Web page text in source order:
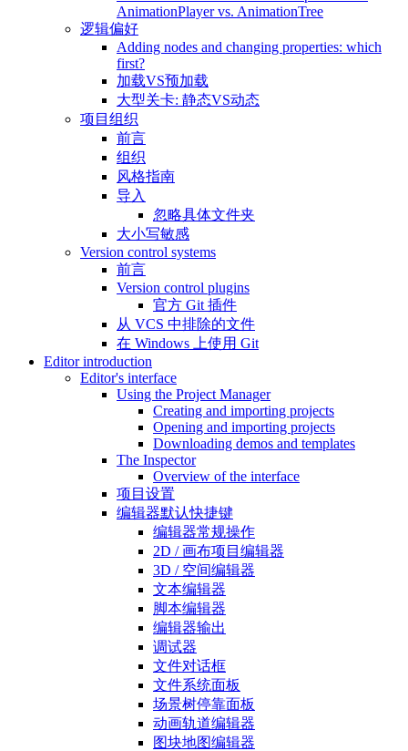
AnimationPlayer vs. AnimationTree
逻辑偏好
Adding nodes and changing properties: which
first?
加载VS预加载
大型关卡: 静态VS动态
项目组织
前言
组织
风格指南
导入
忽略具体文件夹
大小写敏感
Version control systems
前言
Version control plugins
官方 Git 插件
从 VCS 中排除的文件
在 Windows 上使用 Git
Editor introduction
Editor's interface
Using the Project Manager
Creating and importing projects
Opening and importing projects
Downloading demos and templates
The Inspector
Overview of the interface
项目设置
编辑器默认快捷键
编辑器常规操作
2D / 画布项目编辑器
3D / 空间编辑器
文本编辑器
脚本编辑器
编辑器输出
调试器
文件对话框
文件系统面板
场景树停靠面板
动画轨道编辑器
图块地图编辑器